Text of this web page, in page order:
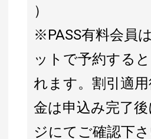
）
※PASS有料会員
ットで予約する
れます。割引適
金は申込み完了
ジにてご確認下さ